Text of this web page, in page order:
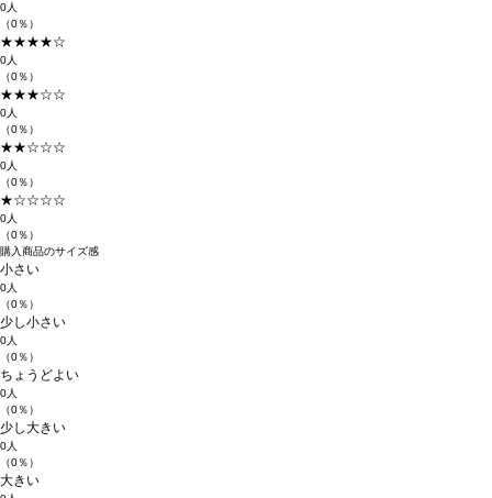
0人
（0％）
★★★★☆
0人
（0％）
★★★☆☆
0人
（0％）
★★☆☆☆
0人
（0％）
★☆☆☆☆
0人
（0％）
購入商品のサイズ感
小さい
0人
（0％）
少し小さい
0人
（0％）
ちょうどよい
0人
（0％）
少し大きい
0人
（0％）
大きい